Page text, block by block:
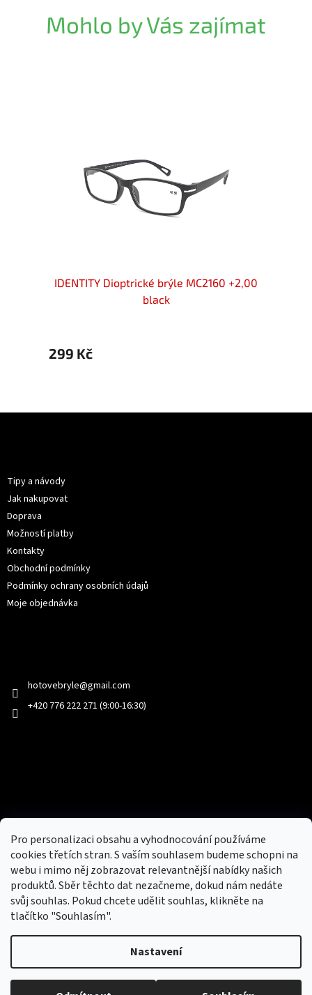
Pro personalizaci obsahu a vyhodnocování používáme
cookies třetích stran. S vaším souhlasem budeme schopni na
webu i mimo něj zobrazovat relevantnější nabídky našich
produktů. Sběr těchto dat nezačneme, dokud nám nedáte
svůj souhlas. Pokud chcete udělit souhlas, klikněte na
tlačítko "Souhlasím".
Nastavení
Mohlo by Vás zajímat
IDENTITY Dioptrické brýle MC2160 +2,00
black
299 Kč
Tipy a návody
Jak nakupovat
Doprava
Možností platby
Kontakty
Obchodní podmínky
Podmínky ochrany osobních údajů
Moje objednávka
hotovebryle@gmail.com
+420 776 222 271 (9:00-16:30)
Nový obchod s batohy, cestovními zavazadly, tašky a peněženky